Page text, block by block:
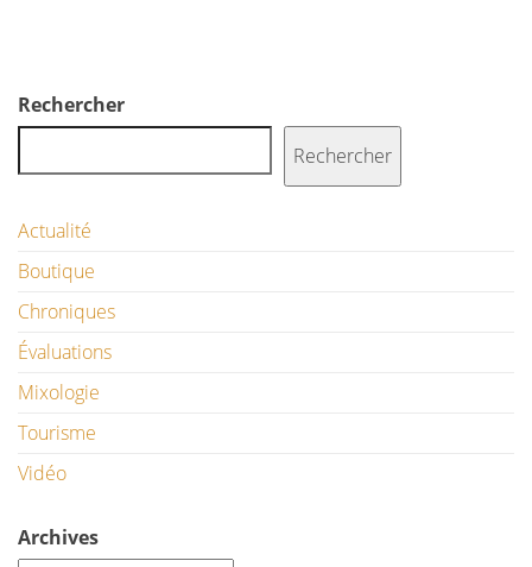
Rechercher
Rechercher
Actualité
Boutique
Chroniques
Évaluations
Mixologie
Tourisme
Vidéo
Archives